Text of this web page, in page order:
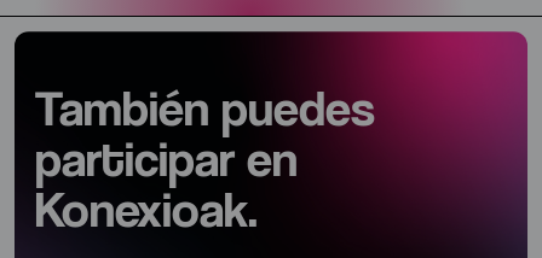
También puedes
participar en
Konexioak.